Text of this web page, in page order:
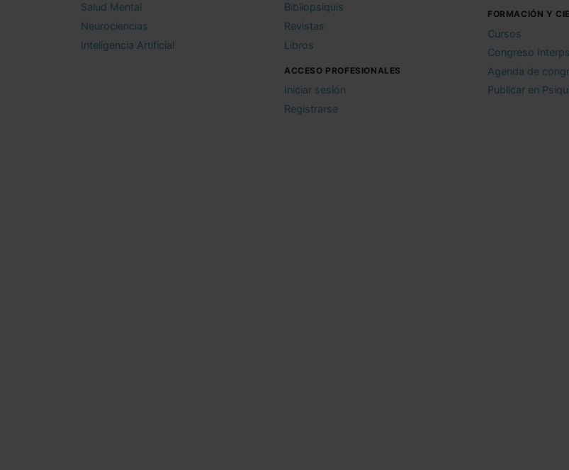
Salud Mental
Neurociencias
Inteligencia Artificial
Bibliopsiquis
Revistas
Libros
ACCESO PROFESIONALES
Iniciar sesión
Registrarse
FORMACIÓN Y
Cursos
Congreso
Agenda de
Publicar en